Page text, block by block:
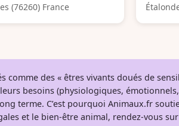
(76260) France
comme des « êtres vivants doués de
besoins (physiologiques, émotionnels,
terme. C’est pourquoi Animaux.fr
et le bien-être animal, rendez-vous sur